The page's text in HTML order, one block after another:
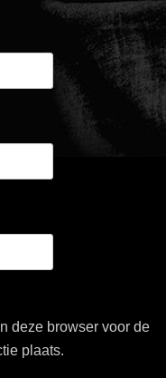
deze browser voor de
plaats.